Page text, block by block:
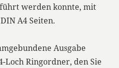
werden konnte, mit
A4 Seiten.
Ausgabe
Loch Ringordner, den Sie